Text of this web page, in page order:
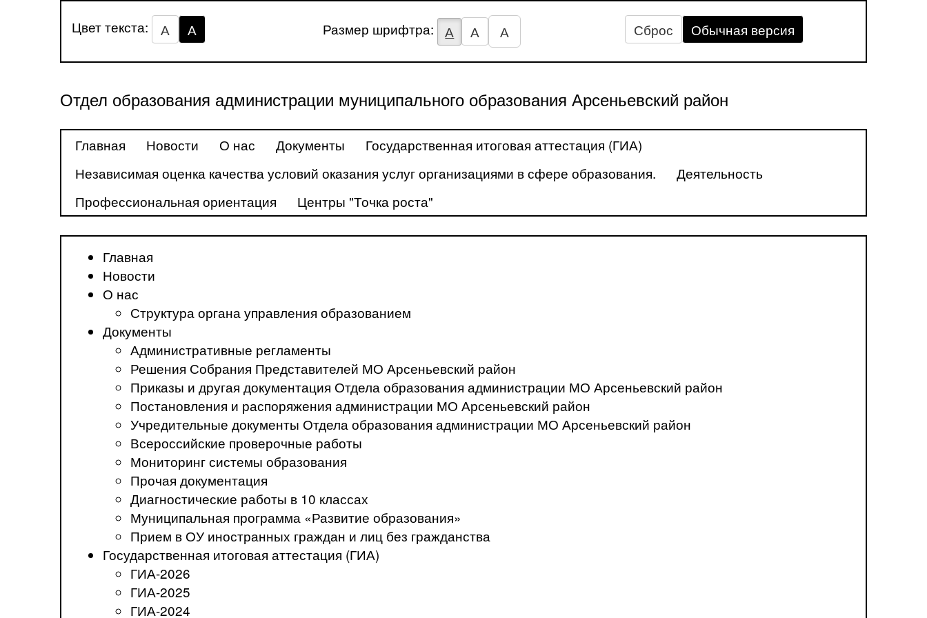
Цвет текста: А А Размер шрифтра: А А А Сброс Обычная версия
Отдел образования администрации муниципального образования Арсеньевский район
Главная Новости О нас Документы
Государственная итоговая аттестация (ГИА)
Независимая оценка качества условий оказания услуг организациями в сфере образования.
Деятельность
Профессиональная ориентация
Центры "Точка роста"
Главная
Новости
О нас
Структура органа управления образованием
Документы
Административные регламенты
Решения Собрания Представителей МО Арсеньевский район
Приказы и другая документация Отдела образования администрации МО Арсеньевский район
Постановления и распоряжения администрации МО Арсеньевский район
Учредительные документы Отдела образования администрации МО Арсеньевский район
Всероссийские проверочные работы
Мониторинг системы образования
Прочая документация
Диагностические работы в 10 классах
Муниципальная программа «Развитие образования»
Прием в ОУ иностранных граждан и лиц без гражданства
Государственная итоговая аттестация (ГИА)
ГИА-2026
ГИА-2025
ГИА-2024